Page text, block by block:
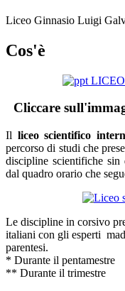
Liceo Ginnasio Luigi
Cos'è
Cliccare
Il liceo scientifico
percorso di studi che
discipline scientifiche
dal quadro orario che
Le discipline in corsivo
italiani con gli esperti
parentesi.
* Durante il pentamestre
**